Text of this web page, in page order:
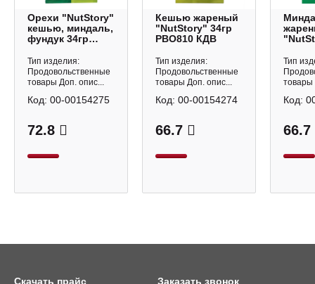
Орехи "NutStory"
кешью, миндаль,
фундук 34гр
Тип изделия:
Продовольственные
товары Доп. опис...
72.8
Код: 00-00154275
Кешью жареный
"NutStory" 34гр
РВО810 КДВ
Тип изделия:
Продовольственные
товары Доп. опис...
66.7
Код: 00-00154274
Тип
товары
66.7
Код:
Заказать звонок
Скачать прайс